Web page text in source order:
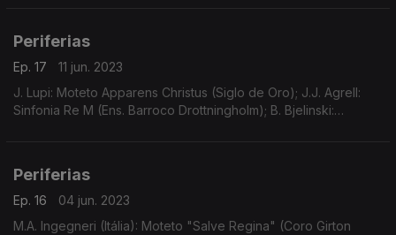
Periferias
Ep. 17
11 jun. 2023
J. Lupi: Moteto Apparens Christus (Siglo de Oro); J.J. Agrell:
Sinfonia Re M (Ens. Barroco Drottningholm); B. Bjelinski:
Periferias
Ep. 16
04 jun. 2023
M.A. Ingegneri (Itália): Moteto "Salve Regina" (Coro Girton